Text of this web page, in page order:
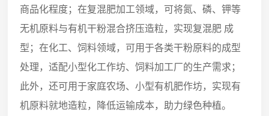
商品化程度；在复混肥加工领域，可将氮、磷、钾等
无机原料与有机干粉混合挤压造粒，实现复混肥 成
型；在化工、饲料领域，可用于各类干粉原料的成型
处理，适配小型化工作坊、饲料加工厂的生产需求；
此外，还可用于家庭农场、小型有机肥作坊，实现有
机原料就地造粒，降低运输成本，助力绿色种植。